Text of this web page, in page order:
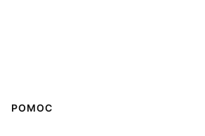
Linki w stopce
POMOC